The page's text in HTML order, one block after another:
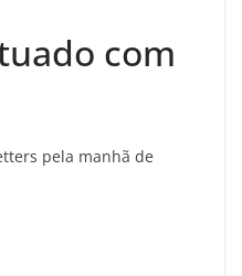
com
pela manhã de